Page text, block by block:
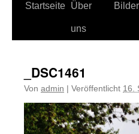
Zum
Startseite Über
uns
Bilder
_DSC1461
Von admin | Veröffentlicht 16.